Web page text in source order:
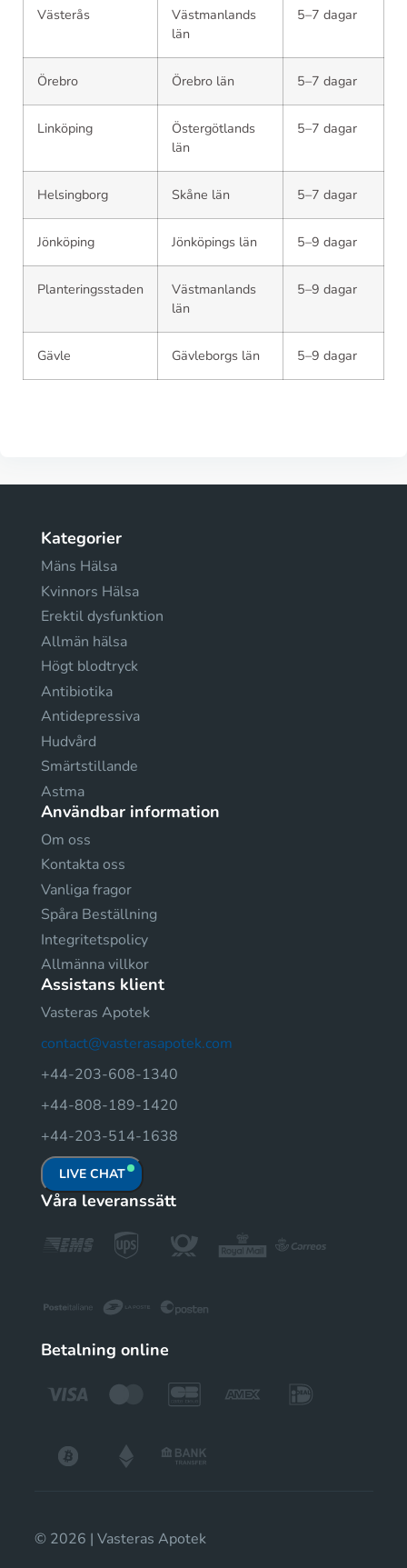
Västerås
Västmanlands
län
5–7 dagar
Örebro Örebro län 5–7 dagar
Linköping
Östergötlands
län
5–7 dagar
Helsingborg Skåne län 5–7 dagar
Jönköping Jönköpings län 5–9 dagar
Planteringsstaden
Västmanlands
län
5–9 dagar
Gävle Gävleborgs län 5–9 dagar
Kategorier
Mäns Hälsa
Kvinnors Hälsa
Erektil dysfunktion
Allmän hälsa
Högt blodtryck
Antibiotika
Antidepressiva
Hudvård
Smärtstillande
Astma
Användbar information
Om oss
Kontakta oss
Vanliga fragor
Spåra Beställning
Integritetspolicy
Allmänna villkor
Assistans klient
Vasteras Apotek
contact@vasterasapotek.com
+44-203-608-1340
+44-808-189-1420
+44-203-514-1638
LIVE CHAT
Våra leveranssätt
Betalning online
© 2026 | Vasteras Apotek